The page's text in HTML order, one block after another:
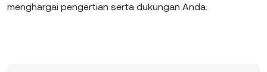
menghargai pengertian serta dukungan Anda.